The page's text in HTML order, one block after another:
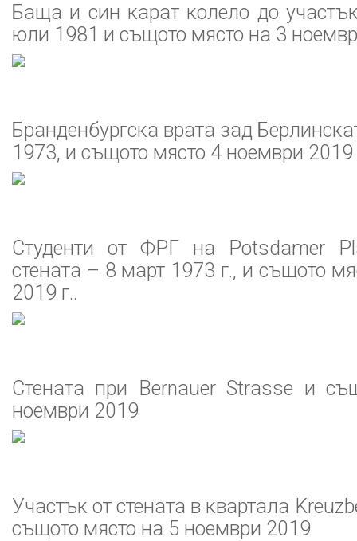
Баща и син карат колело до
юли 1981 и същото място на 3
Бранденбургска врата зад
1973, и същото място 4 ноември 2019
Студенти от ФРГ на Potsdamer
стената – 8 март 1973 г., и същото
2019 г..
Стената при Bernauer Strasse и
ноември 2019
Участък от стената в квартала
същото място на 5 ноември 2019